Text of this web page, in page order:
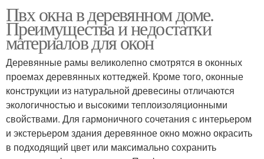
Пвх окна в деревянном доме.
Преимущества и недостатки
материалов для окон
Деревянные рамы великолепно смотрятся в оконных
проемах деревянных коттеджей. Кроме того, оконные
конструкции из натуральной древесины отличаются
экологичностью и высокими теплоизоляционными
свойствами. Для гармоничного сочетания с интерьером
и экстерьером здания деревянное окно можно окрасить
в подходящий цвет или максимально сохранить